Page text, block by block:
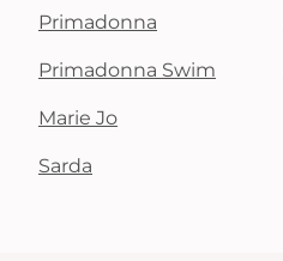
Primadonna
Primadonna Swim
Marie Jo
Sarda